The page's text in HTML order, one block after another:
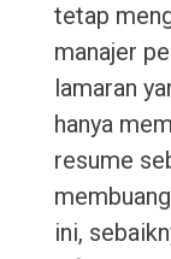
tetap
manajer
lamaran
hanya
resume
ini,